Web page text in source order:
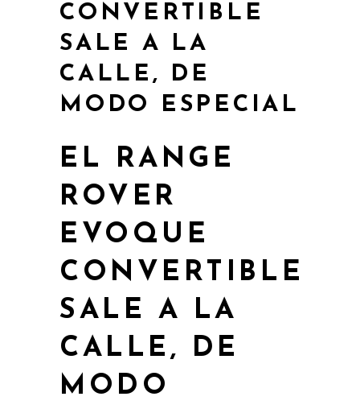
CONVERTIBLE
SALE A LA
CALLE, DE
MODO ESPECIAL
EL RANGE
ROVER
EVOQUE
CONVERTIBLE
SALE A LA
CALLE, DE
MODO